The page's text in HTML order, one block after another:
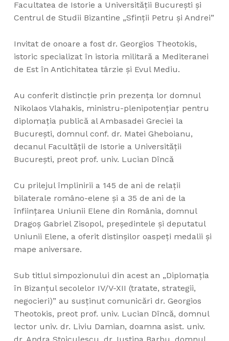
Facultatea de Istorie a Universității București și
Centrul de Studii Bizantine „Sfinții Petru și Andrei”
Invitat de onoare a fost dr. Georgios Theotokis,
istoric specializat în istoria militară a Mediteranei
de Est în Antichitatea târzie și Evul Mediu.
Au conferit distincție prin prezența lor domnul
Nikolaos Vlahakis, ministru-plenipotențiar pentru
diplomația publică al Ambasadei Greciei la
București, domnul conf. dr. Matei Gheboianu,
decanul Facultății de Istorie a Universității
București, preot prof. univ. Lucian Dîncă
Cu prilejul împlinirii a 145 de ani de relații
bilaterale româno-elene și a 35 de ani de la
înființarea Uniunii Elene din România, domnul
Dragoș Gabriel Zisopol, președintele și deputatul
Uniunii Elene, a oferit distinșilor oaspeți medalii și
mape aniversare.
Sub titlul simpozionului din acest an „Diplomația
în Bizanțul secolelor IV/V-XII (tratate, strategii,
negocieri)” au susținut comunicări dr. Georgios
Theotokis, preot prof. univ. Lucian Dîncă, domnul
lector univ. dr. Liviu Damian, doamna asist. univ.